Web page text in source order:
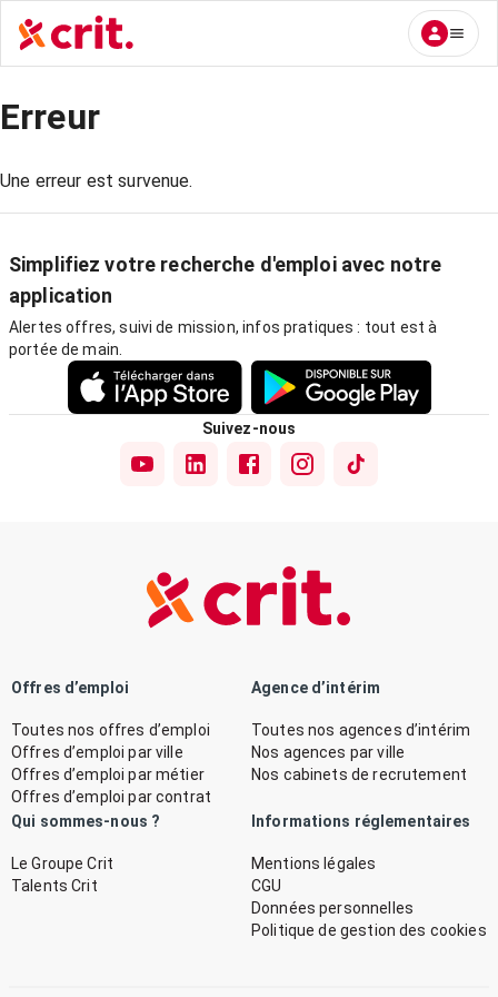
Erreur
Une erreur est survenue.
Simplifiez votre recherche d'emploi avec notre
application
Alertes offres, suivi de mission, infos pratiques : tout est à
portée de main.
Suivez-nous
Offres d’emploi
Toutes nos offres d’emploi
Offres d’emploi par ville
Offres d’emploi par métier
Offres d’emploi par contrat
Agence d’intérim
Toutes nos agences d’intérim
Nos agences par ville
Nos cabinets de recrutement
Qui sommes-nous ?
Le Groupe Crit
Talents Crit
Informations réglementaires
Mentions légales
CGU
Données personnelles
Politique de gestion des cookies